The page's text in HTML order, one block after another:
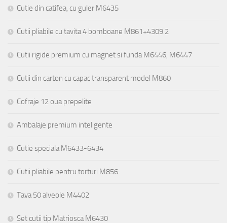
Cutie din catifea, cu guler M6435
Cutii pliabile cu tavita 4 bomboane M861+4309.2
Cutii rigide premium cu magnet si funda M6446, M6447
Cutii din carton cu capac transparent model M860
Cofraje 12 oua prepelite
Ambalaje premium inteligente
Cutie speciala M6433-6434
Cutii pliabile pentru torturi M856
Tava 50 alveole M4402
Set cutii tip Matriosca M6430